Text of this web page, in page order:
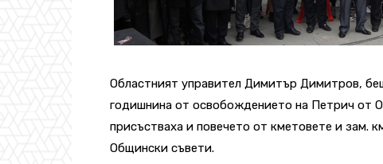
Областният управител Димитър Димитров,
годишнина от освобождението на Петрич от
присъстваха и повечето от кметовете и зам.
Общински съвети.